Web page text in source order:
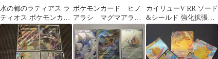
水の都のラティアス ラ
ティオス ポケモンカー
ド 2枚セット
ポケモンカード ヒノ
アラシ マグマアラ
シ バクフーン
カイリューV RR ソード
&シールド 強化拡張パ
ック Pokemon GO キ…